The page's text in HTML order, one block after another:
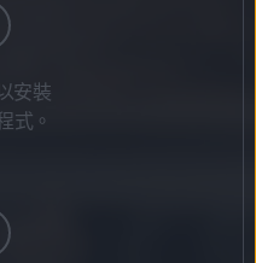
安裝
式。